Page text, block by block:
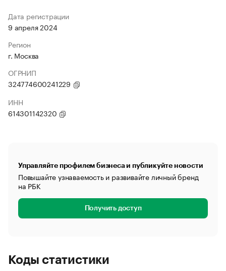
Дата регистрации
9 апреля 2024
Регион
г. Москва
ОГРНИП
324774600241229
ИНН
614301142320
Управляйте профилем бизнеса и публикуйте новости
Повышайте узнаваемость и развивайте личный бренд
на РБК
Получить доступ
Коды статистики